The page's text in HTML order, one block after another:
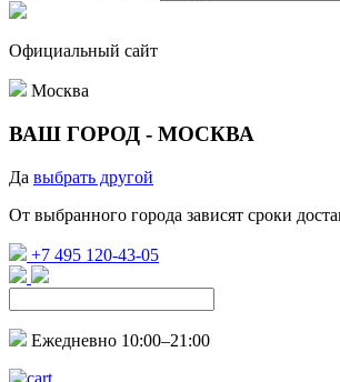
Официальный сайт
Москва
ВАШ ГОРОД - МОСКВА
Да выбрать другой
От выбранного города зависят сроки
+7 495 120-43-05
Ежедневно 10:00–21:00